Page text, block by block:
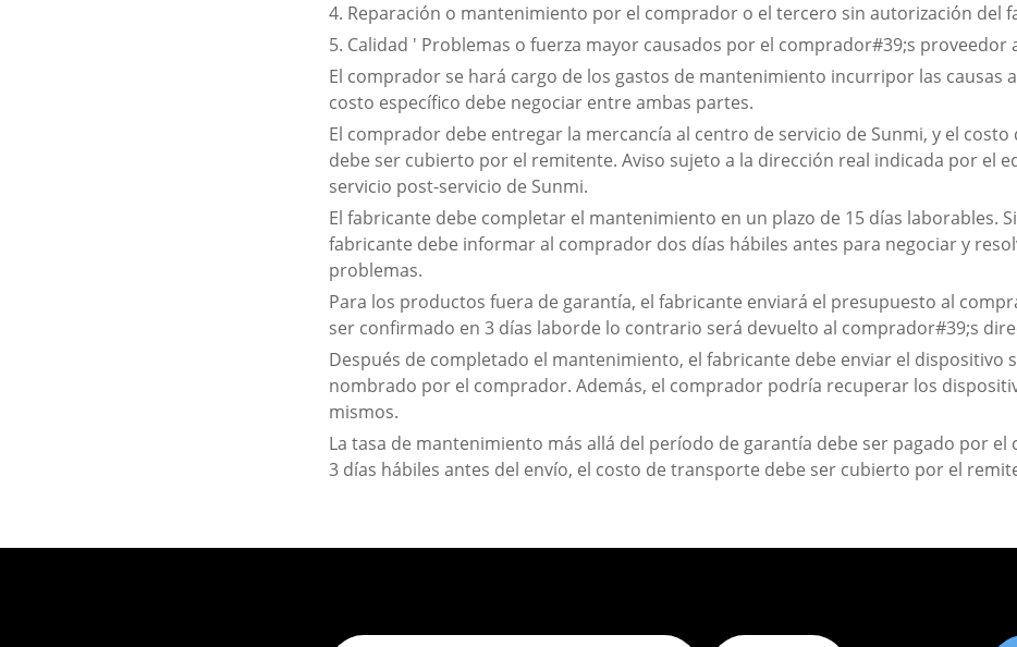
4. Reparación o mantenimiento por el comprador o el tercero sin autorización del
5. Calidad ' Problemas o fuerza mayor causados por el comprador#39;s proveedor
El comprador se hará cargo de los gastos de mantenimiento incurripor las causas
costo específico debe negociar entre ambas partes.
El comprador debe entregar la mercancía al centro de servicio de Sunmi, y el
debe ser cubierto por el remitente. Aviso sujeto a la dirección real indicada por el
servicio post-servicio de Sunmi.
El fabricante debe completar el mantenimiento en un plazo de 15 días laborables.
fabricante debe informar al comprador dos días hábiles antes para negociar y
problemas.
Para los productos fuera de garantía, el fabricante enviará el presupuesto al
ser confirmado en 3 días laborde lo contrario será devuelto al comprador#39;s
Después de completado el mantenimiento, el fabricante debe enviar el dispositivo
nombrado por el comprador. Además, el comprador podría recuperar los
mismos.
La tasa de mantenimiento más allá del período de garantía debe ser pagado por el
3 días hábiles antes del envío, el costo de transporte debe ser cubierto por el